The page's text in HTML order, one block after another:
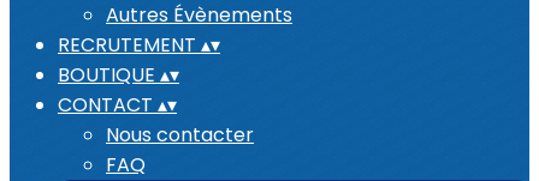
Autres Évènements
RECRUTEMENT ▴▾
BOUTIQUE ▴▾
CONTACT ▴▾
Nous contacter
FAQ